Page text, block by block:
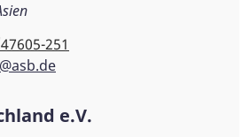
251
e.V.